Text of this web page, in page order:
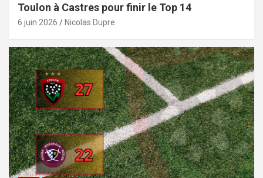
Toulon à Castres pour finir le Top 14
6 juin 2026 Nicolas Dupre